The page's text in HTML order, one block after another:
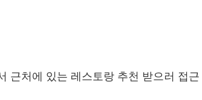
근처에 있는 레스토랑 추천 받으러 접근